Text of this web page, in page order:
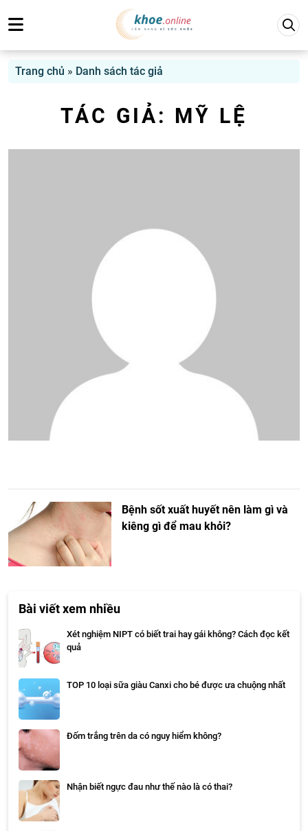
Trang chủ » Danh sách tác giả
TÁC GIẢ: MỸ LỆ
Bệnh sốt xuất huyết nên làm gì và
kiêng gì để mau khỏi?
Bài viết xem nhiều
Xét nghiệm NIPT có biết trai hay gái không? Cách đọc kết
quả
TOP 10 loại sữa giàu Canxi cho bé được ưa chuộng nhất
Đốm trắng trên da có nguy hiểm không?
Nhận biết ngực đau như thế nào là có thai?